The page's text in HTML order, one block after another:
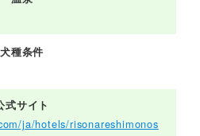
犬種条件
式サイト
ja/hotels/risonareshimonos